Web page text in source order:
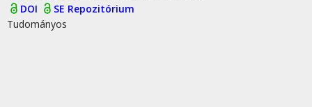
DOI
SE Repozitórium
Tudományos